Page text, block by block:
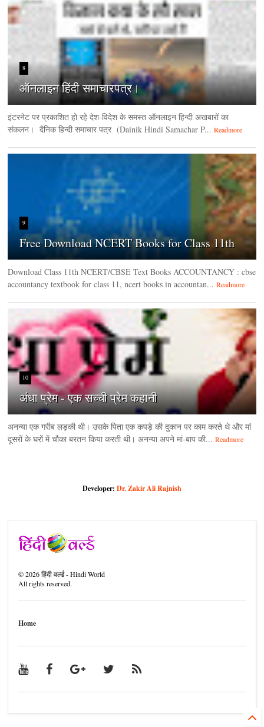
8
ऑनलाइन हिंदी समाचारपत्र।
इंटरनेट पर प्रकाशित हो रहे देश-विदेश के समस्त ऑनलाइन हिन्दी अखबारों का
संकलन। दैनिक हिन्‍दी समाचार पत्र (Dainik Hindi Samachar P... Readmore
9
Free Download NCERT Books for Class 11th
Download Class 11th NCERT/CBSE Text Books ACCOUNTANCY : cbse
accountancy textbook for class 11, ncert books in accountan... Readmore
10
अंधा प्रेम - एक सच्ची प्रेम कहानी
अनन्या एक गरीब लड़की थी। उसके पिता एक कपड़े की दुकान पर काम करते थे और मां
दूसरों के घरों में चौका बरतन किया करती थी। अनन्या अपने मां-बाप की... Readmore
Developer: Dr. Zakir Ali Rajnish
©2026हिंदी वर्ल्ड - Hindi World
All rights reserved.
Home